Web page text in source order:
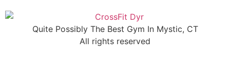
Quite Possibly The Best Gym In Mystic, CT
All rights reserved